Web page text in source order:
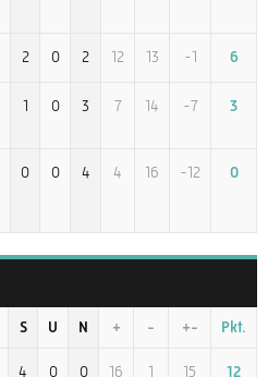
2 0 2 12 13 -1 6
1 0 3 7 14 -7 3
0 0 4 4 16 -12 0
S U N + - +- Pkt.
4 0 0 16 1 15 12